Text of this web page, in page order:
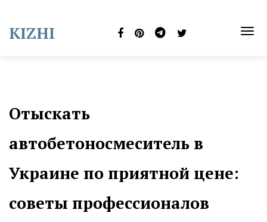
content
KIZHI
Отыскать
автобетоносмеситель в
Украине по приятной цене:
советы профессионалов